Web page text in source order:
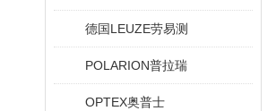
德国LEUZE劳易测
POLARION普拉瑞
OPTEX奥普士